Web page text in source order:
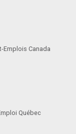
Emplois Canada
Québec